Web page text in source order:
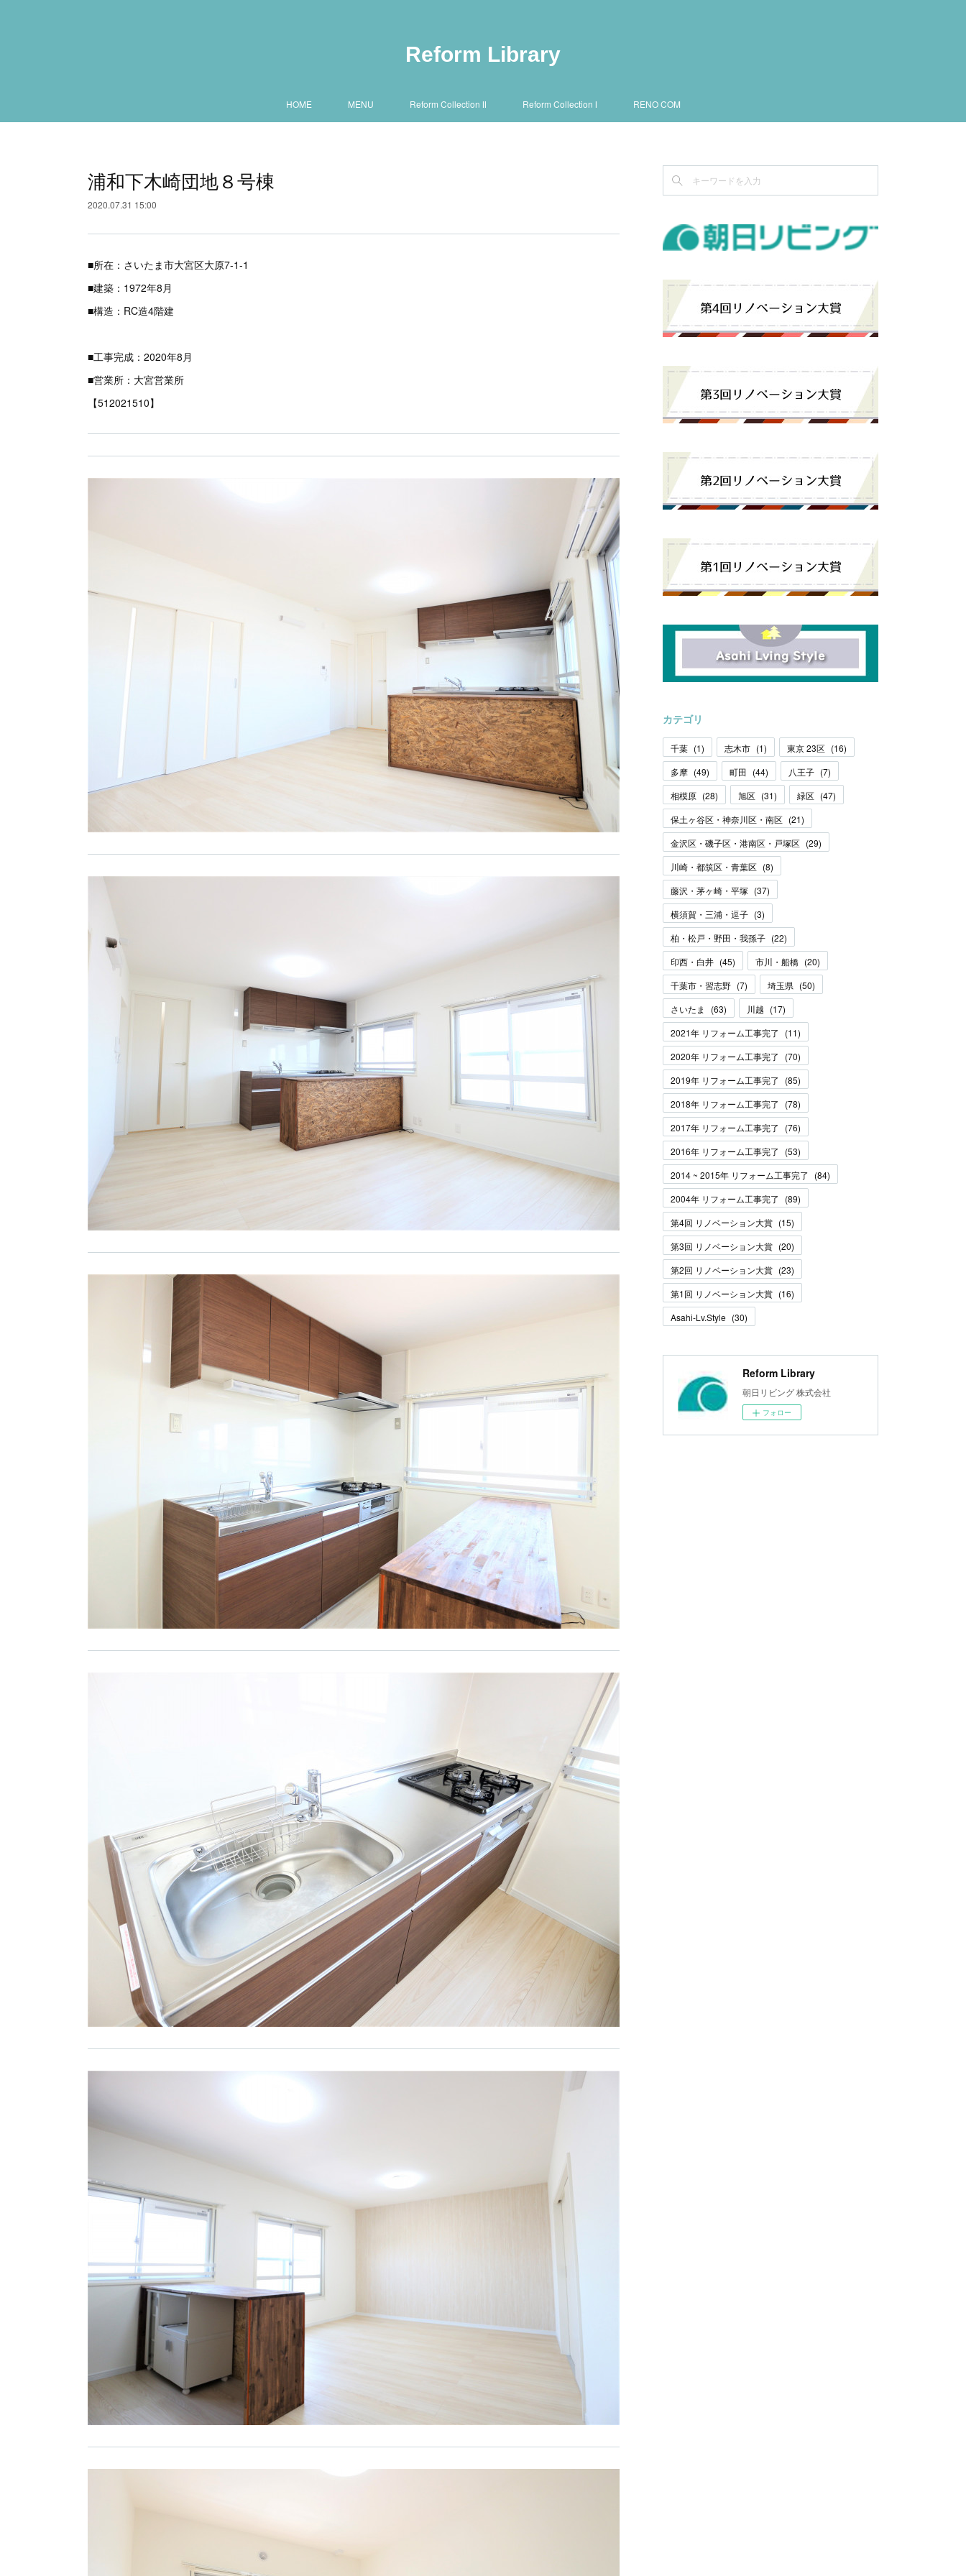
Reform Library
HOME MENU Reform Collection Ⅱ Reform Collection Ⅰ RENO COM
浦和下木崎団地８号棟
2020.07.31 15:00
■所在：さいたま市大宮区大原7-1-1
■建築：1972年8月
■構造：RC造4階建
■工事完成：2020年8月
■営業所：大宮営業所
【512021510】
カテゴリ
千葉 (1) 志木市 (1) 東京 23区 (16)
多摩 (49) 町田 (44) 八王子 (7)
相模原 (28) 旭区 (31) 緑区 (47)
保土ヶ谷区・神奈川区・南区 (21)
金沢区・磯子区・港南区・戸塚区 (29)
川崎・都筑区・青葉区 (8)
藤沢・茅ヶ崎・平塚 (37)
横須賀・三浦・逗子 (3)
柏・松戸・野田・我孫子 (22)
印西・白井 (45) 市川・船橋 (20)
千葉市・習志野 (7) 埼玉県 (50)
さいたま
(63) 川越 (17)
2021年 リフォーム工事完了
(11)
2020年 リフォーム工事完了
(70)
2019年 リフォーム工事完了
(85)
2018年 リフォーム工事完了
(78)
2017年 リフォーム工事完了
(76)
2016年 リフォーム工事完了
(53)
2014 ~ 2015年 リフォーム工事完了
(84)
2004年 リフォーム工事完了
(89)
第4回 リノベーション大賞 (15)
第3回 リノベーション大賞 (20)
第2回 リノベーション大賞 (23)
第1回 リノベーション大賞 (16)
Asahi-Lv.Style (30)
Reform Library
朝日リビング 株式会社
フォロー